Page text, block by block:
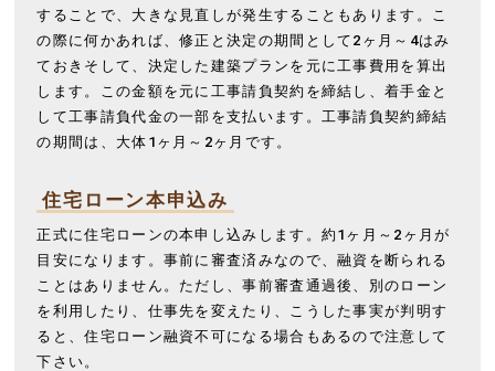
することで、大きな見直しが発生することもあります。こ
の際に何かあれば、修正と決定の期間として2ヶ月～4はみ
ておきそして、決定した建築プランを元に工事費用を算出
します。この金額を元に工事請負契約を締結し、着手金と
して工事請負代金の一部を支払います。工事請負契約締結
の期間は、大体1ヶ月～2ヶ月です。
住宅ローン本申込み
正式に住宅ローンの本申し込みします。約1ヶ月～2ヶ月が
目安になります。事前に審査済みなので、融資を断られる
ことはありません。ただし、事前審査通過後、別のローン
を利用したり、仕事先を変えたり、こうした事実が判明す
ると、住宅ローン融資不可になる場合もあるので注意して
下さい。